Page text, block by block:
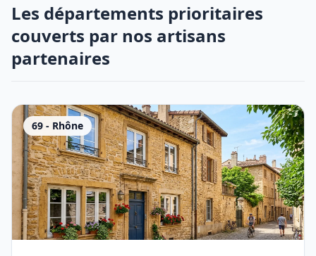
Les départements prioritaires
couverts par nos artisans
partenaires
69 - Rhône